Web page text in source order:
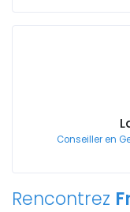
Conseiller en
Rencontrez